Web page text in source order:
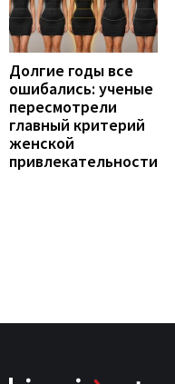
Долгие годы все
ошибались: ученые
пересмотрели
главный критерий
женской
привлекательности